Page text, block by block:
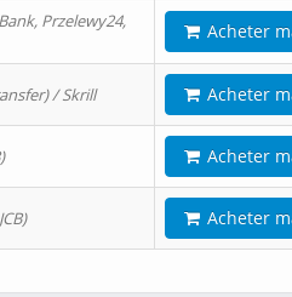
Przelewy24,
Acheter
/ Skrill Acheter
Acheter
Acheter